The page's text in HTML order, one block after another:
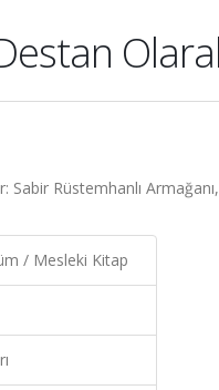
Sabir Rüstemhanlı
/ Mesleki Kitap